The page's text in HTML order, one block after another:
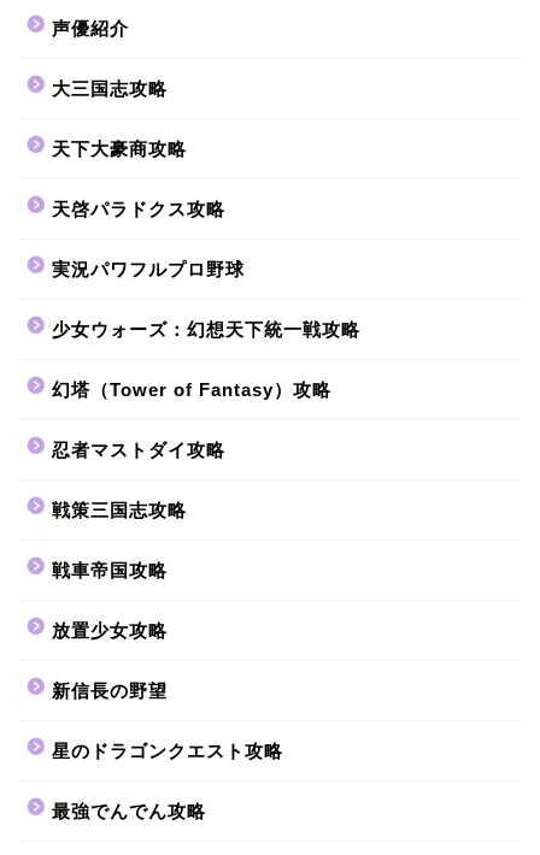
声優紹介
大三国志攻略
天下大豪商攻略
天啓パラドクス攻略
実況パワフルプロ野球
少女ウォーズ：幻想天下統一戦攻略
幻塔（Tower of Fantasy）攻略
忍者マストダイ攻略
戦策三国志攻略
戦車帝国攻略
放置少女攻略
新信長の野望
星のドラゴンクエスト攻略
最強でんでん攻略